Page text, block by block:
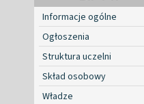
Informacje ogólne
Ogłoszenia
Struktura uczelni
Skład osobowy
Władze